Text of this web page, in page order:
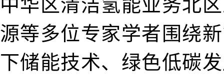
源等多位专家学者围绕
下储能技术、绿色低碳